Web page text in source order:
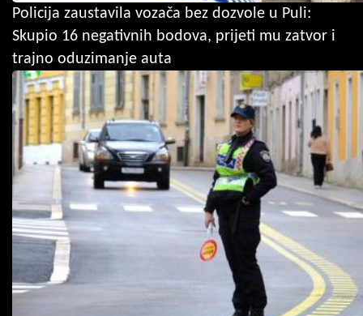
Policija zaustavila vozača bez dozvole u Puli:
Skupio 16 negativnih bodova, prijeti mu zatvor i
trajno oduzimanje auta